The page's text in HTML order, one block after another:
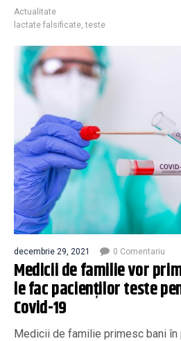
Actualitate
lactate falsificate,teste
decembrie 29, 2021 0 Comentariu
Medicii de familie vor
le fac pacienților teste
Covid-19
Medicii de familie primesc bani